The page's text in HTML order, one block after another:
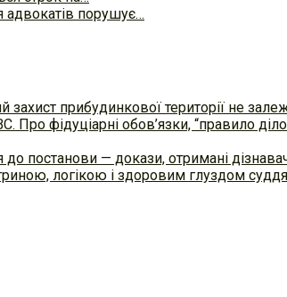
адвокатів порушує…
прибудинкової території не
Про фідуціарні обов’язки, “правило
до постанови — докази, отримані
логікою і здоровим глуздом